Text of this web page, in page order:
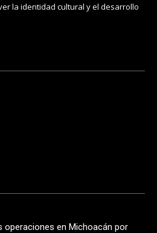
la identidad cultural y el desarrollo
operaciones en Michoacán por